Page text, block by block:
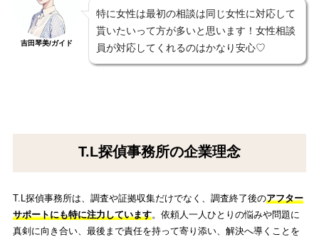
吉田琴美/ガイド
特に女性は最初の相談は同じ女性に対応して
貰いたいって方が多いと思います！女性相談
員が対応してくれるのはかなり安心♡
T.L探偵事務所の企業理念
T.L探偵事務所は、調査や証拠収集だけでなく、調査終了後のアフター
サポートにも特に注力しています。依頼人一人ひとりの悩みや問題に
真剣に向き合い、最後まで責任を持って寄り添い、解決へ導くことを